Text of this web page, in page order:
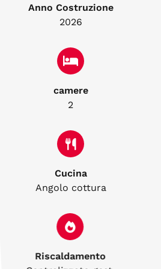
Anno Costruzione
2026
camere
2
Cucina
Angolo cottura
Riscaldamento